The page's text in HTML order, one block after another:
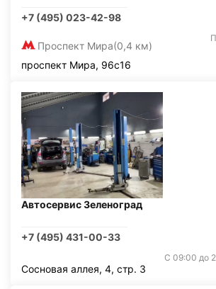
+7 (495) 023-42-98
Проспект Мира(0,4 км)
проспект Мира, 96с16
Автосервис Зеленоград
+7 (495) 431-00-33
С 09:00 до
Сосновая аллея, 4, стр. 3